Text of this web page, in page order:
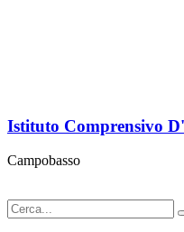
Istituto Comprensivo
Campobasso